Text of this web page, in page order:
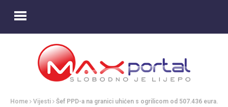
Home Vijesti
Šef PPD-a na granici uhićen s ogrilicom od 507.436 eura.